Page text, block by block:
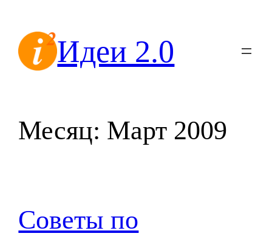
содержимомуИдеи 2.0
Месяц: Март 2009
Советы по